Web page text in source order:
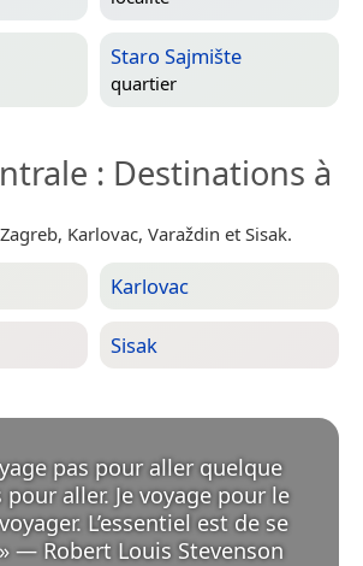
Staro Sajmište
quartier
: Destinations à
Karlovac, Varaždin et Sisak.
Karlovac
Sisak
pas pour aller quelque
aller. Je voyage pour le
L’essentiel est de se
» — Robert Louis Stevenson